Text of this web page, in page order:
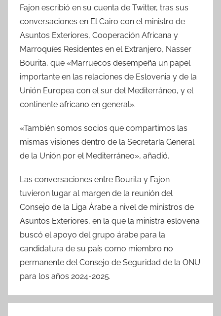
Fajon escribió en su cuenta de Twitter, tras sus
conversaciones en El Cairo con el ministro de
Asuntos Exteriores, Cooperación Africana y
Marroquíes Residentes en el Extranjero, Nasser
Bourita, que «Marruecos desempeña un papel
importante en las relaciones de Eslovenia y de la
Unión Europea con el sur del Mediterráneo, y el
continente africano en general».
«También somos socios que compartimos las
mismas visiones dentro de la Secretaría General
de la Unión por el Mediterráneo», añadió.
Las conversaciones entre Bourita y Fajon
tuvieron lugar al margen de la reunión del
Consejo de la Liga Árabe a nivel de ministros de
Asuntos Exteriores, en la que la ministra eslovena
buscó el apoyo del grupo árabe para la
candidatura de su país como miembro no
permanente del Consejo de Seguridad de la ONU
para los años 2024-2025.